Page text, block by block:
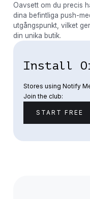
Oavsett om du precis
dina befintliga push-
utgångspunkt, vilket
din unika butik.
Install
Stores using Notify
Join the club:
START FREE